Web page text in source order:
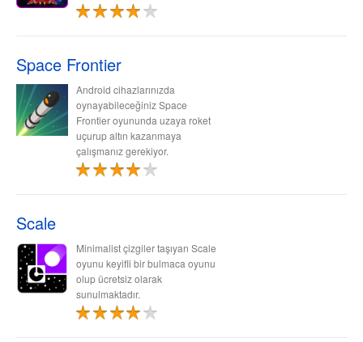
Space Frontier
Android cihazlarınızda
oynayabileceğiniz Space
Frontier oyununda uzaya roket
uçurup altın kazanmaya
çalışmanız gerekiyor.
Scale
Minimalist çizgiler taşıyan Scale
oyunu keyifli bir bulmaca oyunu
olup ücretsiz olarak
sunulmaktadır.